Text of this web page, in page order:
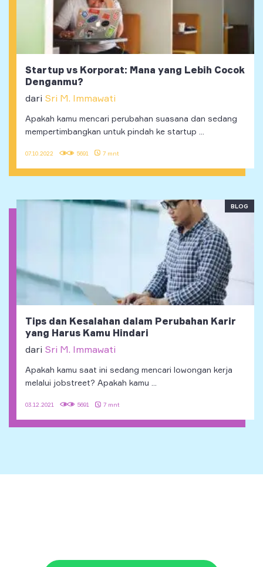
Startup vs Korporat: Mana yang Lebih Cocok
Denganmu?
dari Sri M. Immawati
Apakah kamu mencari perubahan suasana dan sedang
mempertimbangkan untuk pindah ke startup ...
07.10.2022 5691 7 mnt
BLOG
Tips dan Kesalahan dalam Perubahan Karir
yang Harus Kamu Hindari
dari Sri M. Immawati
Apakah kamu saat ini sedang mencari lowongan kerja
melalui jobstreet? Apakah kamu ...
03.12.2021 5691 7 mnt